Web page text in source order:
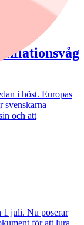
i höst. Europas
svenskarna
och att
1 juli. Nu poserar